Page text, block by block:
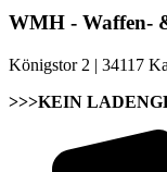
WMH - Waffen-
Königstor 2 | 34117
>>>KEIN